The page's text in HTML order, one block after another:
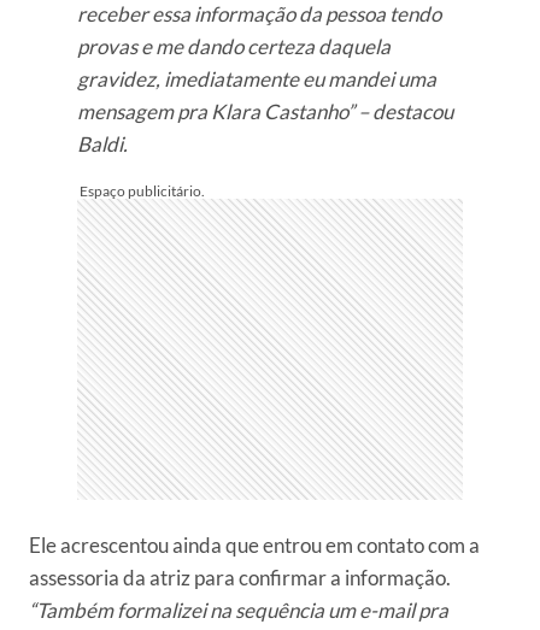
receber essa informação da pessoa tendo
provas e me dando certeza daquela
gravidez, imediatamente eu mandei uma
mensagem pra Klara Castanho” – destacou
Baldi.
Ele acrescentou ainda que entrou em contato com a
assessoria da atriz para confirmar a informação.
“Também formalizei na sequência um e-mail pra